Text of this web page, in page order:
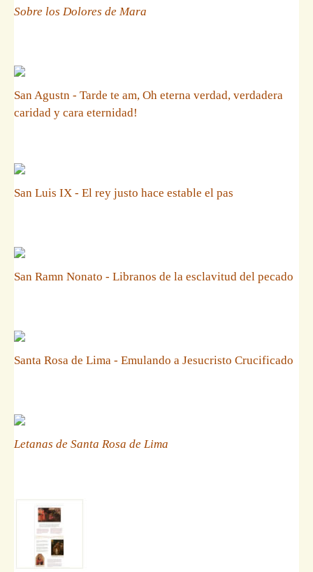
Sobre los Dolores de Mara
San Agustn - Tarde te am, Oh eterna verdad, verdadera
caridad y cara eternidad!
San Luis IX - El rey justo hace estable el pas
San Ramn Nonato - Libranos de la esclavitud del pecado
Santa Rosa de Lima - Emulando a Jesucristo Crucificado
Letanas de Santa Rosa de Lima